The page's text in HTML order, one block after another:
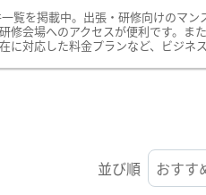
を掲載中。出張・研修向けのマ
会場へのアクセスが便利です。
対応した料金プランなど、ビジネ
並び順